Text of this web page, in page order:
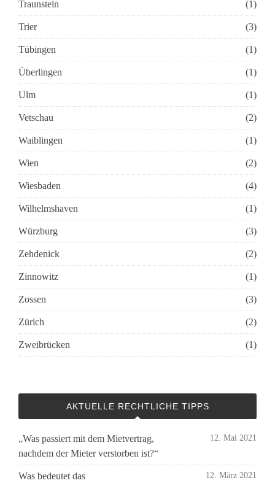
Traunstein (1)
Trier (3)
Tübingen (1)
Überlingen (1)
Ulm (1)
Vetschau (2)
Waiblingen (1)
Wien (2)
Wiesbaden (4)
Wilhelmshaven (1)
Würzburg (3)
Zehdenick (2)
Zinnowitz (1)
Zossen (3)
Zürich (2)
Zweibrücken (1)
AKTUELLE RECHTLICHE TIPPS
„Was passiert mit dem Mietvertrag,
nachdem der Mieter verstorben ist?“
12. Mai 2021
Was bedeutet das 12. März 2021